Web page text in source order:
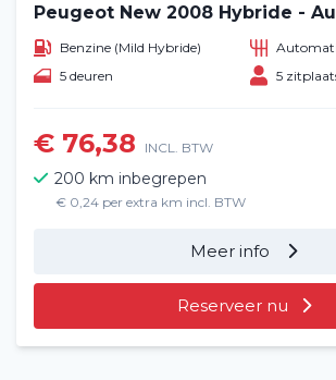
Peugeot New 2008 Hybride -
Benzine (Mild Hybride)
5 deuren
5
€ 76,38 INCL. BTW
200 km inbegrepen
€ 0,24 per extra km incl. BTW
Meer info
Reserveer nu